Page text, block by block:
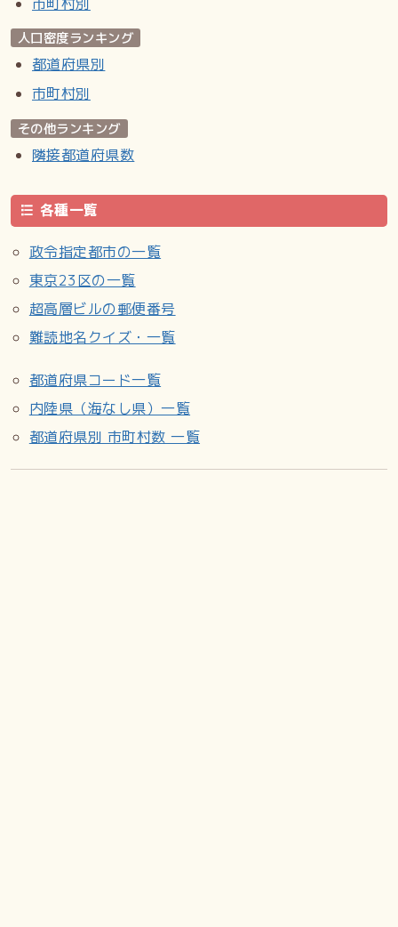
人口密度ランキング
都道府県別
市町村別
その他ランキング
隣接都道府県数
各種一覧
政令指定都市の一覧
東京23区の一覧
超高層ビルの郵便番号
難読地名クイズ・一覧
都道府県コード一覧
内陸県（海なし県）一覧
都道府県別 市町村数 一覧